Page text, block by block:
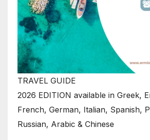
TRAVEL GUIDE
2026 EDITION available in Greek,
French, German, Italian, Spanish,
Russian, Arabic & Chinese